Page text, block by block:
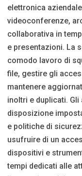
elettronica
videoconferenze,
collaborativa in
e presentazioni. La
comodo lavoro di
file, gestire gli
mantenere
inoltri e duplicati.
disposizione
e politiche di
usufruire di un
dispositivi e
tempi dedicati alle